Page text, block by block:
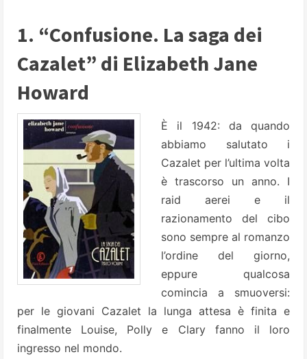
1. “Confusione. La saga dei
Cazalet” di Elizabeth Jane
Howard
È il 1942: da quando
abbiamo salutato i
Cazalet per l’ultima volta
è trascorso un anno. I
raid aerei e il
razionamento del cibo
sono sempre al romanzo
l’ordine del giorno,
eppure qualcosa
comincia a smuoversi:
per le giovani Cazalet la lunga attesa è finita e
finalmente Louise, Polly e Clary fanno il loro
ingresso nel mondo.